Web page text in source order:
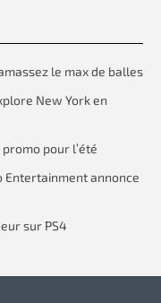
le max de balles
New York en
pour l’été
Entertainment annonce
sur PS4